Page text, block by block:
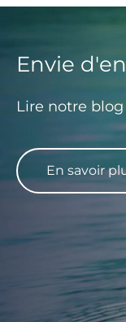
Envie
Lire notre blog
En savoir